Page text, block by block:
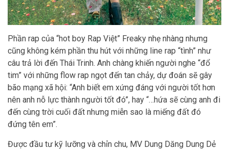
Phần rap của “hot boy Rap Việt” Freaky nhẹ nhàng nhưng
cũng không kém phần thu hút với những line rap “tình” như
câu trả lời đến Thái Trinh. Anh chàng khiến người nghe “đổ
tim” với những flow rap ngọt đến tan chảy, dự đoán sẽ gây
bão mạng xã hội: “Anh biết em xứng đáng với người tốt hơn
nên anh nỗ lực thành người tốt đó”, hay “…hứa sẽ cùng anh đi
đến cùng trời cuối đất nhưng miễn sao là miếng đất đó
đứng tên em”.
Được đầu tư kỹ lưỡng và chỉn chu, MV Dung Dăng Dung Dẻ